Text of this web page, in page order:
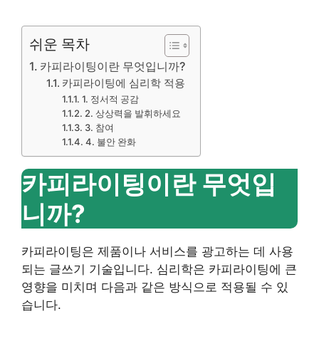
쉬운 목차
카피라이팅이란 무엇입니까?
카피라이팅에 심리학 적용
1. 정서적 공감
2. 상상력을 발휘하세요
3. 참여
4. 불안 완화
카피라이팅이란 무엇입
니까?
카피라이팅은 제품이나 서비스를 광고하는 데 사용
되는 글쓰기 기술입니다. 심리학은 카피라이팅에 큰
영향을 미치며 다음과 같은 방식으로 적용될 수 있
습니다.